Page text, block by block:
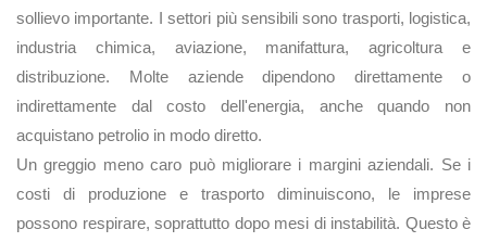
sollievo importante. I settori più sensibili sono trasporti, logistica,
industria chimica, aviazione, manifattura, agricoltura e
distribuzione. Molte aziende dipendono direttamente o
indirettamente dal costo dell'energia, anche quando non
acquistano petrolio in modo diretto.
Un greggio meno caro può migliorare i margini aziendali. Se i
costi di produzione e trasporto diminuiscono, le imprese
possono respirare, soprattutto dopo mesi di instabilità. Questo è